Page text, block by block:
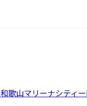
和歌山マリーナシティー